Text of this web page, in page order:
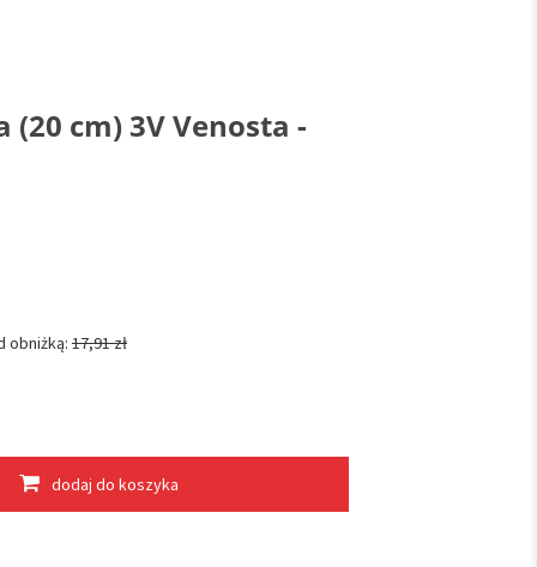
(20 cm) 3V Venosta -
obniżką: 17,91 zł
dodaj do koszyka